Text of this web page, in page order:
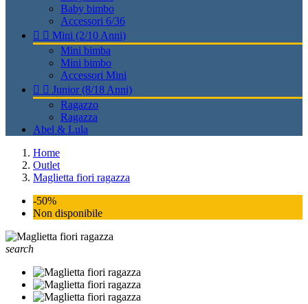
Baby bimbo
Accessori 6/36
  Mini (2/10 Anni)
Mini bimba
Mini bimbo
Accessori Mini
  Junior (8/18 Anni)
Ragazzo
Ragazza
Abel & Lula
Home
Outlet
Maglietta fiori ragazza
-50%
Non disponibile
search